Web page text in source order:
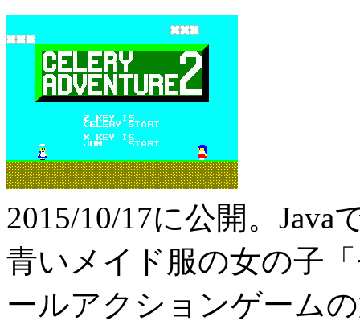
2015/10/17に公開。Java
青いメイド服の女の子
ールアクションゲーム